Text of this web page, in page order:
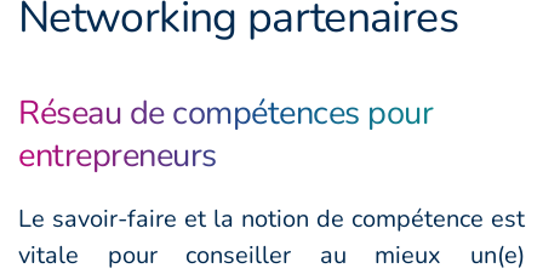
Networking partenaires
Réseau de compétences pour
entrepreneurs
Le savoir-faire et la notion de compétence est
vitale pour conseiller au mieux un(e)